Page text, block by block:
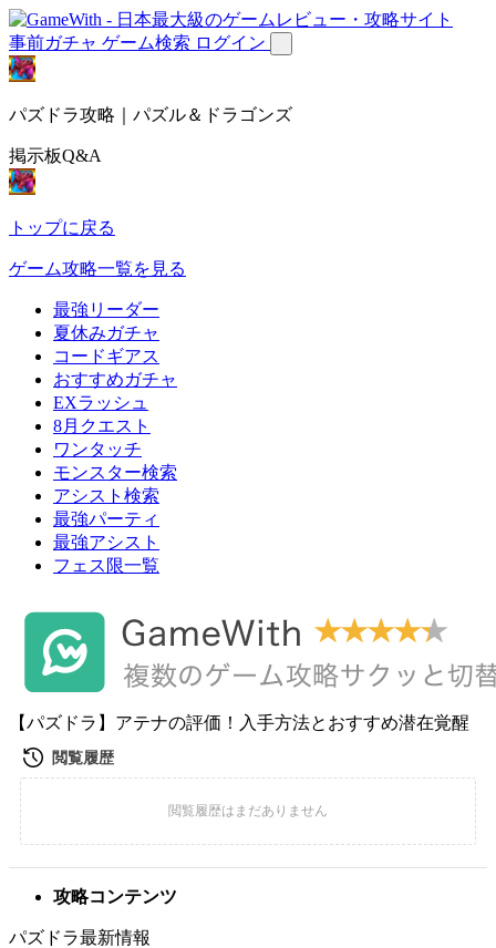
事前ガチャ ゲーム検索 ログイン
パズドラ攻略｜パズル＆ドラゴンズ
掲示板Q&A
トップに戻る
ゲーム攻略一覧を見る
最強リーダー
夏休みガチャ
コードギアス
おすすめガチャ
EXラッシュ
8月クエスト
ワンタッチ
モンスター検索
アシスト検索
最強パーティ
最強アシスト
フェス限一覧
【パズドラ】アテナの評価！入手方法とおすすめ潜在覚醒
攻略コンテンツ
パズドラ最新情報